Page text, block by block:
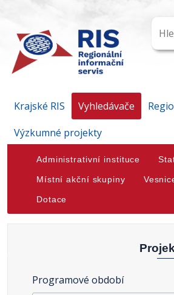
Krajské RIS Vyhledávače
Výzkumné projekty
Administrativní instituce
Místní akční skupiny
Dotace
Programové období